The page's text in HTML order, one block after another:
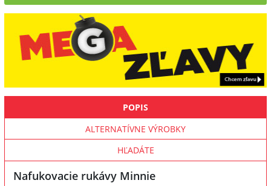
POPIS
ALTERNATÍVNE VÝROBKY
HĽADÁTE
Nafukovacie rukávy Minnie